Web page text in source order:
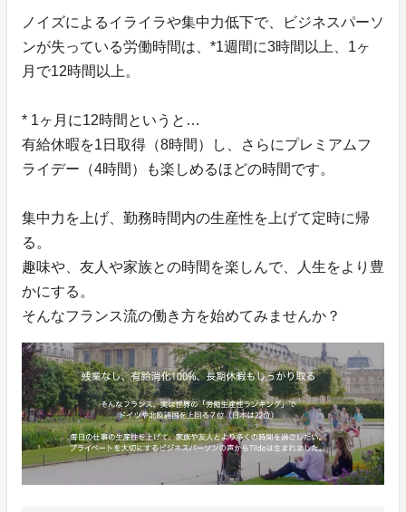
ノイズによるイライラや集中力低下で、ビジネスパーソ
ンが失っている労働時間は、*1週間に3時間以上、1ヶ
月で12時間以上。
* 1ヶ月に12時間というと…
有給休暇を1日取得（8時間）し、さらにプレミアムフ
ライデー（4時間）も楽しめるほどの時間です。
集中力を上げ、勤務時間内の生産性を上げて定時に帰
る。
趣味や、友人や家族との時間を楽しんで、人生をより豊
かにする。
そんなフランス流の働き方を始めてみませんか？